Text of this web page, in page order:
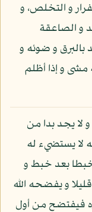
و التخلص، و
و الصاعقة
و ضوئه و
مشى و إذا أظلم
لا يجد بدا من
لا يستضيء له
خبطا بعد خبط و
و يفضحه الله
فيفتضح من أول